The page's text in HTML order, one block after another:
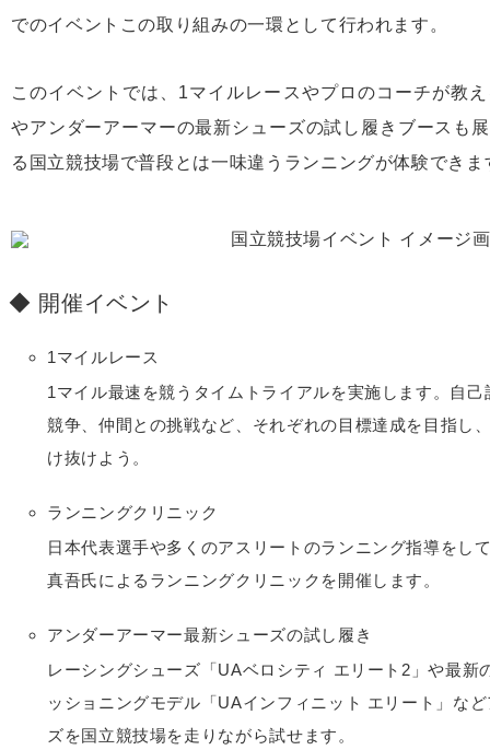
でのイベントこの取り組みの一環として行われます。
このイベントでは、1マイルレースやプロのコーチが教
やアンダーアーマーの最新シューズの試し履きブースも
る国立競技場で普段とは一味違うランニングが体験できま
開催イベント
1マイルレース
1マイル最速を競うタイムトライアルを実施します。自
競争、仲間との挑戦など、それぞれの目標達成を目指し
け抜けよう。
ランニングクリニック
日本代表選手や多くのアスリートのランニング指導をし
真吾氏によるランニングクリニックを開催します。
アンダーアーマー最新シューズの試し履き
レーシングシューズ「UAベロシティ エリート2」や最新
ッショニングモデル「UAインフィニット エリート」な
ズを国立競技場を走りながら試せます。